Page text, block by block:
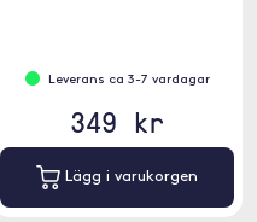
Leverans ca 3-7 vardagar
349 kr
Lägg i varukorgen